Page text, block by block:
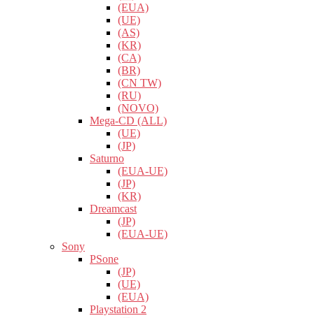
(EUA)
(UE)
(AS)
(KR)
(CA)
(BR)
(CN TW)
(RU)
(NOVO)
Mega-CD (ALL)
(UE)
(JP)
Saturno
(EUA-UE)
(JP)
(KR)
Dreamcast
(JP)
(EUA-UE)
Sony
PSone
(JP)
(UE)
(EUA)
Playstation 2